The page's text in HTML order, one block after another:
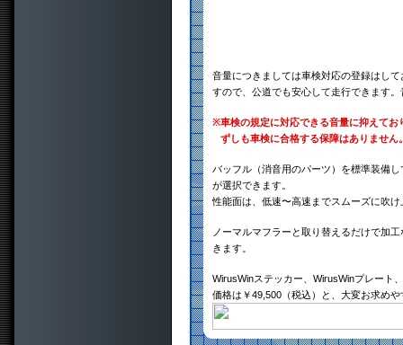
音量につきましては車検対応の登録はし
すので、公道でも安心して走行できます
※車検の規定に対応できる音量に抑えて
ずしも車検に合格する保障はありませ
バッフル（消音用のパーツ）を標準装備
が選択できます。
性能面は、低速〜高速までスムーズに吹
ノーマルマフラーと取り替えるだけで加
きます。
WirusWinステッカー、WirusWinプレート
価格は￥49,500（税込）と、大変お求め